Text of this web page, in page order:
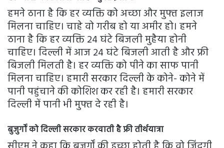
हमने ठाना है कि हर व्यक्ति को अच्छा और मुफ्त इलाज
मिलना चाहिए। चाहे वो गरीब हो या अमीर हो। हमने
ठाना है कि हर व्यक्ति 24 घंटे बिजली मुहैया होनी
चाहिए। दिल्ली में आज 24 घंटे बिजली आती है और फ्री
बिजली मिलती है। हर व्यक्ति को पीने का साफ पानी
मिलना चाहिए। हमारी सरकार दिल्ली के कोने- कोने में
पानी पहुंचाने की कोशिश कर रही है। हमारी सरकार
दिल्ली में पानी भी मुफ्त दे रही है।
बुजुर्गों को दिल्ली सरकार करवाती है फ्री तीर्थयात्रा